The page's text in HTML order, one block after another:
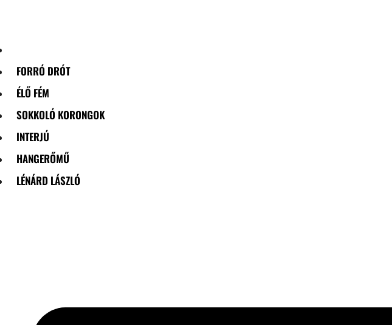
FORRÓ DRÓT
ÉLŐ FÉM
SOKKOLÓ KORONGOK
INTERJÚ
HANGERŐMŰ
LÉNÁRD LÁSZLÓ